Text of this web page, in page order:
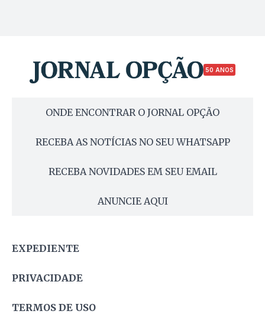
50 ANOS
ONDE ENCONTRAR O JORNAL OPÇÃO
RECEBA AS NOTÍCIAS NO SEU WHATSAPP
RECEBA NOVIDADES EM SEU EMAIL
ANUNCIE AQUI
EXPEDIENTE
PRIVACIDADE
TERMOS DE USO